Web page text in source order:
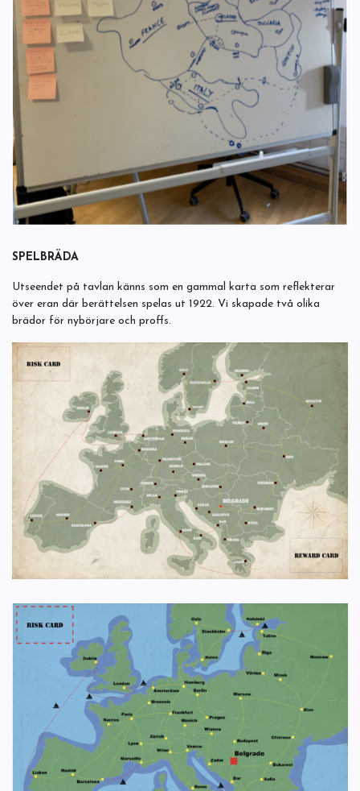
SPELBRÄDA
Utseendet på tavlan känns som en gammal karta som reflekterar
över eran där berättelsen spelas ut 1922. Vi skapade två olika
brädor för nybörjare och proffs.